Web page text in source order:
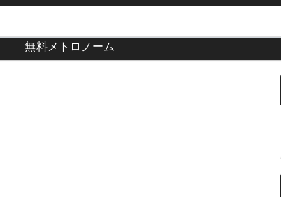
無料メトロノーム